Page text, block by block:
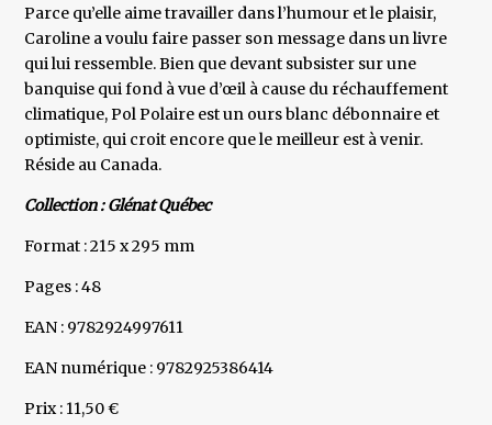
Parce qu’elle aime travailler dans l’humour et le plaisir,
Caroline a voulu faire passer son message dans un livre
qui lui ressemble. Bien que devant subsister sur une
banquise qui fond à vue d’œil à cause du réchauffement
climatique, Pol Polaire est un ours blanc débonnaire et
optimiste, qui croit encore que le meilleur est à venir.
Réside au Canada.
Collection : Glénat Québec
Format : 215 x 295 mm
Pages : 48
EAN : 9782924997611
EAN numérique : 9782925386414
Prix : 11,50 €